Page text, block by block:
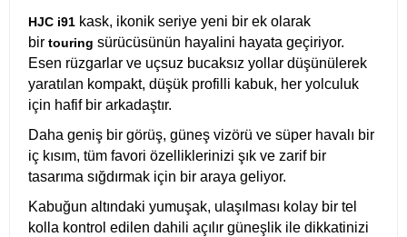
HJC i91 kask, ikonik seriye yeni bir ek olarak
bir touring sürücüsünün hayalini hayata geçiriyor.
Esen rüzgarlar ve uçsuz bucaksız yollar düşünülerek
yaratılan kompakt, düşük profilli kabuk, her yolculuk
için hafif bir arkadaştır.
Daha geniş bir görüş, güneş vizörü ve süper havalı bir
iç kısım, tüm favori özelliklerinizi şık ve zarif bir
tasarıma sığdırmak için bir araya geliyor.
Kabuğun altındaki yumuşak, ulaşılması kolay bir tel
kolla kontrol edilen dahili açılır güneşlik ile dikkatinizi